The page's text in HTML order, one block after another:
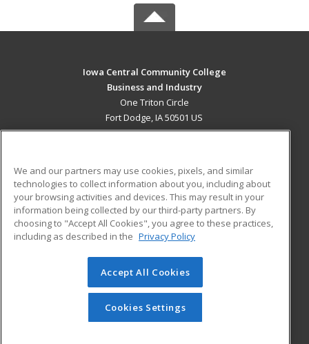
Iowa Central Community College
Business and Industry
One Triton Circle
Fort Dodge, IA 50501 US
ADDITIONAL RESOURCES
Military
Financial Assistance
Help
Student Blog
© 2026 ed2go, a division of Cengage Learning. All rights
reserved. The material on this site cannot be reproduced or
redistributed unless you have obtained prior written
permission from Cengage Learning.Privacy Policy
We and our partners may use cookies, pixels, and similar
technologies to collect information about you, including about
your browsing activities and devices. This may result in your
information being collected by our third-party partners. By
choosing to "Accept All Cookies", you agree to these practices,
including as described in the Privacy Policy
Accept All Cookies
Cookies Settings